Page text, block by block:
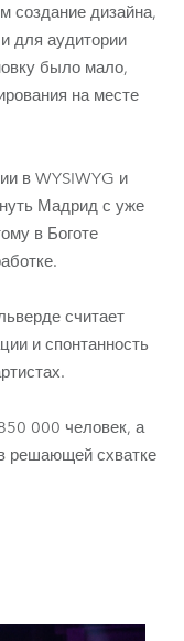
создание дизайна,
для аудитории
было мало,
на месте
в WYSIWYG и
Мадрид с уже
в Боготе
считает
и спонтанность
000 человек, а
решающей схватке